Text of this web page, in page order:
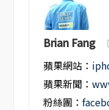
Brian Fang
蘋果網站：
蘋果新聞：
粉絲團：